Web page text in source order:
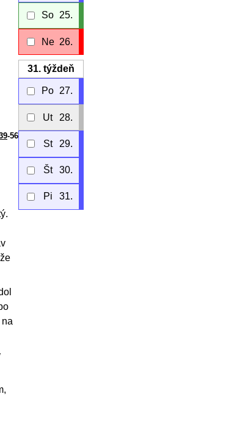
-56
So 25.
Ne 26.
31.týždeň
Po 27.
Ut 28.
St 29.
Št 30.
Pi 31.